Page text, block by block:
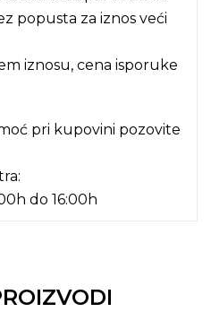
popusta za iznos veći
iznosu, cena isporuke
pri kupovini pozovite
do 16:00h